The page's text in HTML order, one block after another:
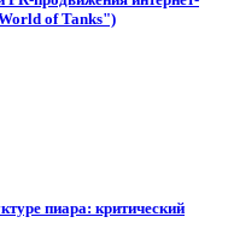
of Tanks")
пиара: критический